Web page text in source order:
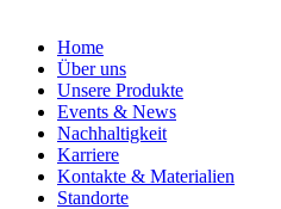
Home
Über uns
Unsere Produkte
Events & News
Nachhaltigkeit
Karriere
Kontakte & Materialien
Standorte